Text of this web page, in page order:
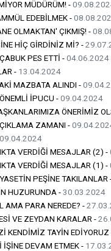
MÜDÜRÜM! -
EDEBİLMEK -
OLMAKTAN' ÇIKMIŞ! -
HİÇ GİRDİNİZ Mİ? -
PES ETTİ -04.06.2024
- 13.04.2024
MAZBATA ALINDI -
İPUCU -09.04.2024
ÖNERİMİZ
ZAMANI -
09.04.2024
VERDİĞİ MESAJLAR (2) -
VERDİĞİ MESAJLAR (1) -
PEŞİNE TAKILANLAR
HUZURUNDA -30.03.2024
AMA PARA NEREDE? -
VE ZEYDAN KARALAR -
KENDİMİZ TAYİN EDİYORUZ
İŞİNE DEVAM ETMEK -